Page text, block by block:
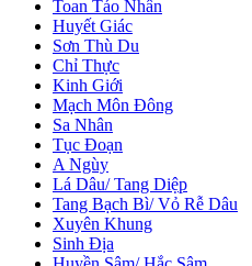
Toan Táo Nhân
Huyết Giác
Sơn Thù Du
Chỉ Thực
Kinh Giới
Mạch Môn Đông
Sa Nhân
Tục Đoạn
A Ngùy
Lá Dâu/ Tang Diệp
Tang Bạch Bì/ Vỏ Rễ Dâu
Xuyên Khung
Sinh Địa